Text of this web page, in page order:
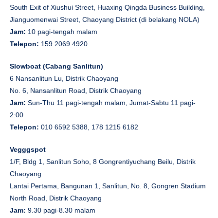
South Exit of Xiushui Street, Huaxing Qingda Business Building,
Jianguomenwai Street, Chaoyang District (di belakang NOLA)
Jam: 10 pagi-tengah malam
Telepon: 159 2069 4920
Slowboat (Cabang Sanlitun)
6 Nansanlitun Lu, Distrik Chaoyang
No. 6, Nansanlitun Road, Distrik Chaoyang
Jam: Sun-Thu 11 pagi-tengah malam, Jumat-Sabtu 11 pagi-
2:00
Telepon: 010 6592 5388, 178 1215 6182
Vegggspot
1/F, Bldg 1, Sanlitun Soho, 8 Gongrentiyuchang Beilu, Distrik
Chaoyang
Lantai Pertama, Bangunan 1, Sanlitun, No. 8, Gongren Stadium
North Road, Distrik Chaoyang
Jam: 9.30 pagi-8.30 malam